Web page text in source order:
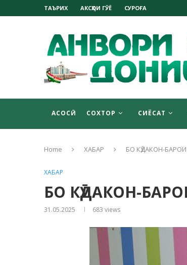
ТАЪРИХ АКСҲОИ ГӮЁ СУРОҒА
АСОСӢ СОХТОР СИЁСАТ
Home ХАБАР БО КӮДАКОН-
ХАБАР
БО КӮДАКОН-
31.05.2025 683 views